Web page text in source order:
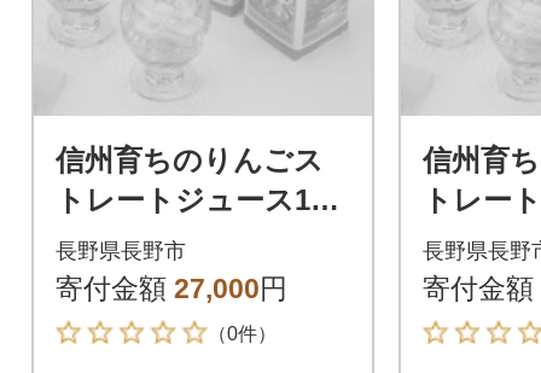
信州育ちのりんごス
トレートジュース100
0ml×8本
長野県長野市
寄付金額 27,000円
（0件）
信州育
トレー
0ml×10
長野県長野
寄付金額